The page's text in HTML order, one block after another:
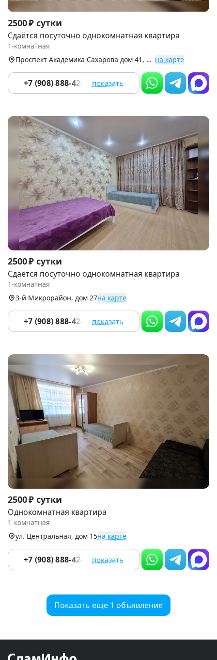
Item
1
of
9
2500 ₽ сутки
Сдаётся посуточно однокомнатная квартира
1-комнатная
Проспект Академика Сахарова дом 41, Академический р-н (Академический) на карте
+7 (908) 888-42-33 показать
Item
1
of
2500 ₽ сутки
Сдаётся посуточно однокомнатная квартира
1-комнатная
3-й Микрорайон, дом 27на карте
+7 (908) 888-42-33 показать
Item
1
of
2500 ₽ сутки
Однокомнатная квартира
1-комнатная
ул. Центральная, дом 15на карте
+7 (908) 888-42-33 показать
Показать еще 1 объявление